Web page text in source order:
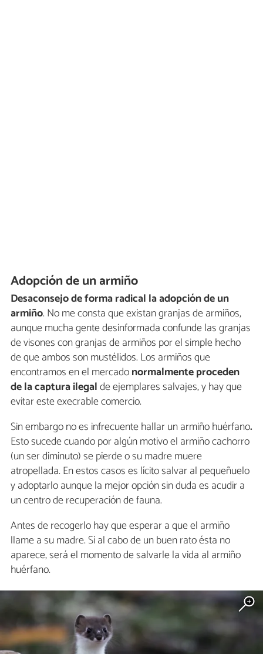
Adopción de un armiño
Desaconsejo de forma radical la adopción de un
armiño. No me consta que existan granjas de armiños,
aunque mucha gente desinformada confunde las granjas
de visones con granjas de armiños por el simple hecho
de que ambos son mustélidos. Los armiños que
encontramos en el mercadonormalmente proceden
de la captura ilegalde ejemplares salvajes, y hay que
evitar este execrable comercio.
Sin embargo no es infrecuente hallar un armiño huérfano.
Esto sucede cuando por algún motivo el armiño cachorro
(un ser diminuto) se pierde o su madre muere
atropellada. En estos casos es lícito salvar al pequeñuelo
y adoptarlo aunque la mejor opción sin duda es acudir a
un centro de recuperación de fauna.
Antes de recogerlo hay que esperar a que el armiño
llame a su madre. Si al cabo de un buen rato ésta no
aparece, será el momento de salvarle la vida al armiño
huérfano.